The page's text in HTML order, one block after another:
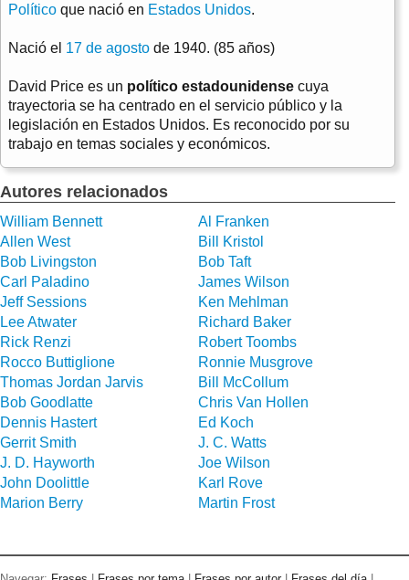
Político que nació en Estados Unidos.
Nació el 17 de agosto de 1940. (85 años)
David Price es un político estadounidense cuya
trayectoria se ha centrado en el servicio público y la
legislación en Estados Unidos. Es reconocido por su
trabajo en temas sociales y económicos.
Autores relacionados
William Bennett
Al Franken
Allen West
Bill Kristol
Bob Livingston
Bob Taft
Carl Paladino
James Wilson
Jeff Sessions
Ken Mehlman
Lee Atwater
Richard Baker
Rick Renzi
Robert Toombs
Rocco Buttiglione
Ronnie Musgrove
Thomas Jordan Jarvis
Bill McCollum
Bob Goodlatte
Chris Van Hollen
Dennis Hastert
Ed Koch
Gerrit Smith
J. C. Watts
J. D. Hayworth
Joe Wilson
John Doolittle
Karl Rove
Marion Berry
Martin Frost